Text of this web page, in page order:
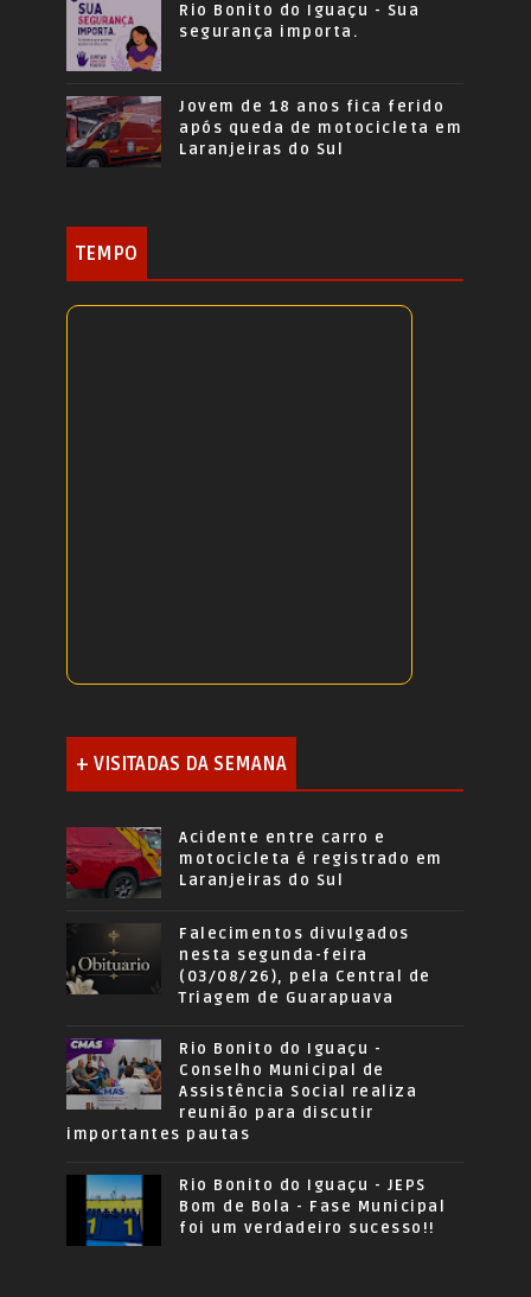
Rio Bonito do Iguaçu - Sua
segurança importa.
Jovem de 18 anos fica ferido
após queda de motocicleta em
Laranjeiras do Sul
TEMPO
+ VISITADAS DA SEMANA
Acidente entre carro e
motocicleta é registrado em
Laranjeiras do Sul
Falecimentos divulgados
nesta segunda-feira
(03/08/26), pela Central de
Triagem de Guarapuava
Rio Bonito do Iguaçu -
Conselho Municipal de
Assistência Social realiza
reunião para discutir
importantes pautas
Rio Bonito do Iguaçu - JEPS
Bom de Bola - Fase Municipal
foi um verdadeiro sucesso!!